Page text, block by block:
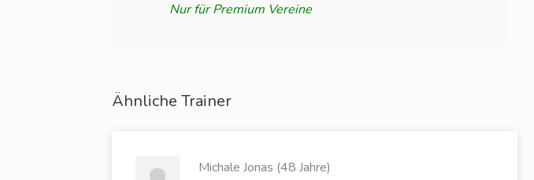
Nur für Premium Vereine
Ähnliche Trainer
Michale Jonas (48 Jahre)